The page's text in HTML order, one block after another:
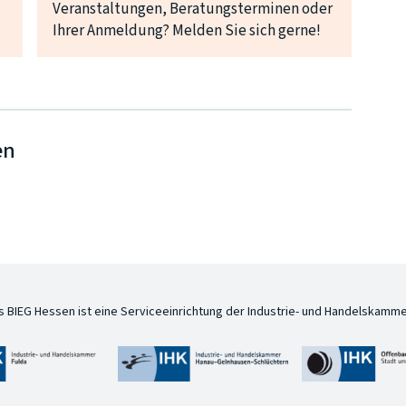
Veranstaltungen, Beratungsterminen oder
Ihrer Anmeldung? Melden Sie sich gerne!
BIEG Hessen ist eine Serviceeinrichtung der Industrie- und